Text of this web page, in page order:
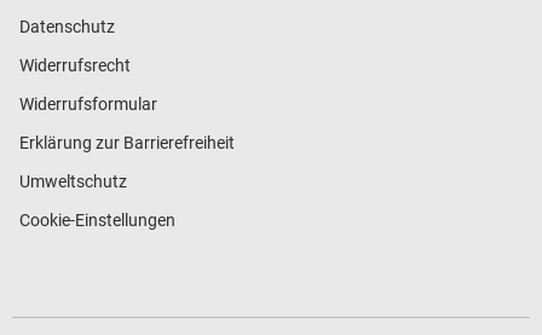
Datenschutz
Widerrufsrecht
Widerrufsformular
Erklärung zur Barrierefreiheit
Umweltschutz
Cookie-Einstellungen